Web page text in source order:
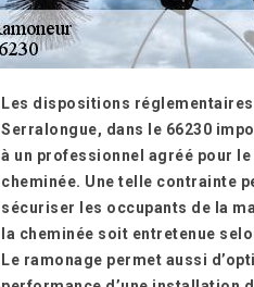
Les dispositions réglementaires
Serralongue, dans le 66230
à un professionnel agréé pour
cheminée. Une telle contrainte
sécuriser les occupants de la
la cheminée soit entretenue
Le ramonage permet aussi